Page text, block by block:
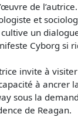
de
et
un
Cyborg si
invite à
à ancrer
sous la
de Reagan.